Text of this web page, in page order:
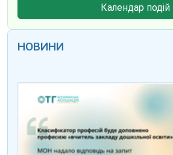
Календар подій
НОВИНИ